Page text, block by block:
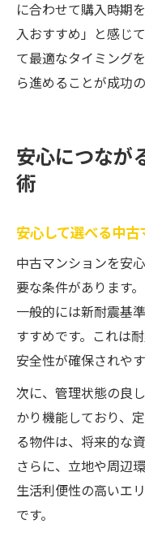
に合わせて購入時期
入おすすめ」と感じ
て最適なタイミング
ら進めることが成功の
安心につなが
術
安心して選べる中
中古マンションを安
要な条件があります
一般的には新耐震基
すすめです。これは
安全性が確保されや
次に、管理状態の良
かり機能しており、
る物件は、将来的な
さらに、立地や周辺
生活利便性の高いエ
です。